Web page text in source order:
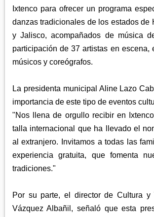
Ixtenco para ofrecer un programa
danzas tradicionales de los estados de
y Jalisco, acompañados de música
participación de 37 artistas en escena,
músicos y coreógrafos.
La presidenta municipal Aline Lazo
importancia de este tipo de eventos
"Nos llena de orgullo recibir en
talla internacional que ha llevado el
al extranjero. Invitamos a todas las
experiencia gratuita, que fomenta
tradiciones."
Por su parte, el director de Cultura y
Vázquez Albañil, señaló que esta